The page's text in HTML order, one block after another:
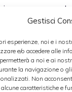
Gestisci
esperienze, noi e i
e/o accedere alle
a noi e ai
la navigazione o
Non
caratteristiche e
breve si